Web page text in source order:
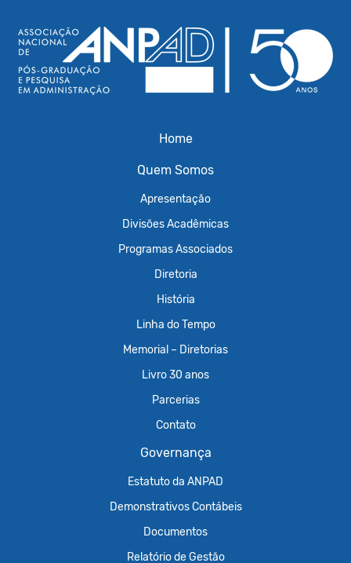
Home
Quem Somos
Apresentação
Divisões Acadêmicas
Programas Associados
Diretoria
História
Linha do Tempo
Memorial – Diretorias
Livro 30 anos
Parcerias
Contato
Governança
Estatuto da ANPAD
Demonstrativos Contábeis
Documentos
Relatório de Gestão